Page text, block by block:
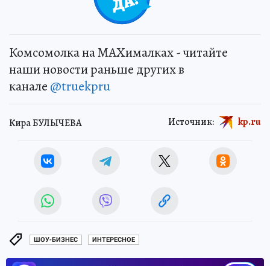
Комсомолка на MAXималках - читайте
наши новости раньше других в
канале @truekpru
Кира БУЛЫЧЕВА Источник: kp.ru
ШОУ-БИЗНЕС ИНТЕРЕСНОЕ